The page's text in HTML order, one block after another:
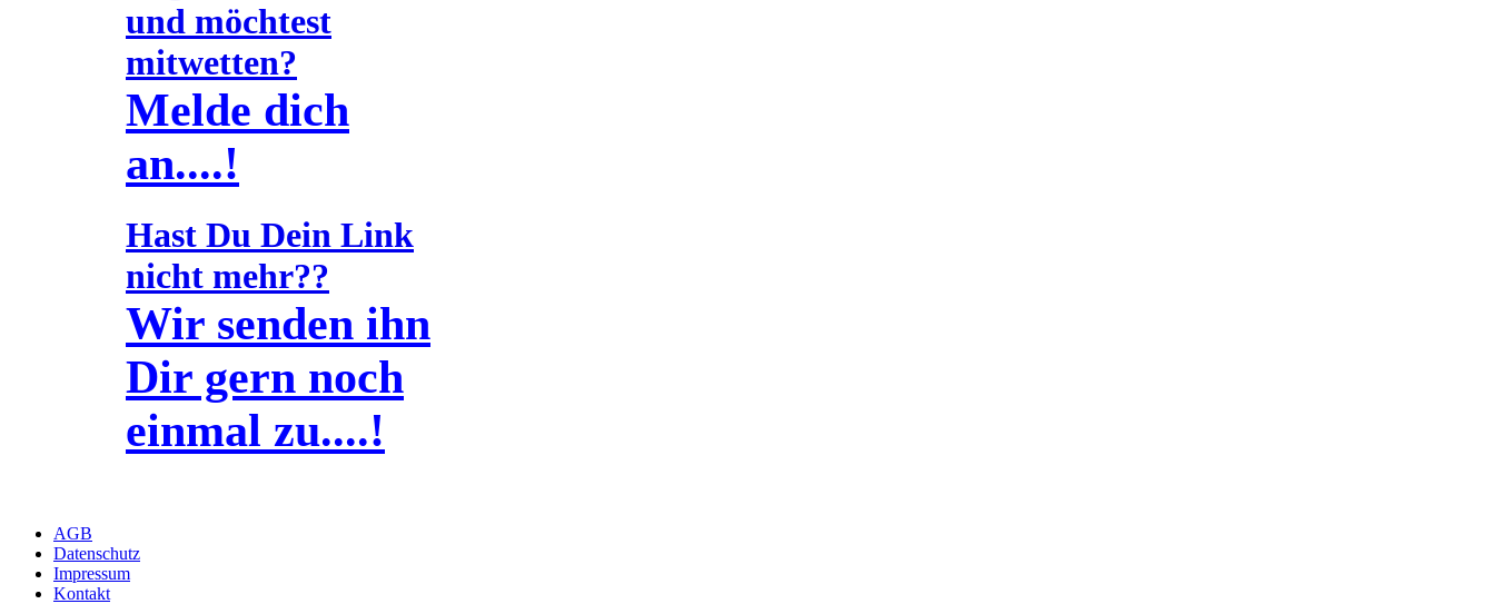
und möchtest
mitwetten?
Melde dich
an....!
Hast Du Dein Link
nicht mehr??
Wir senden ihn
Dir gern noch
einmal zu....!
AGB
Datenschutz
Impressum
Kontakt